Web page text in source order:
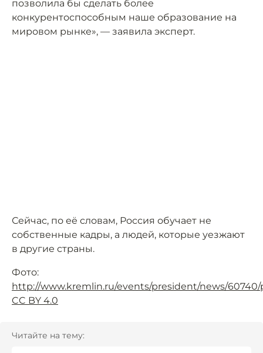
позволила бы сделать более
конкурентоспособным наше образование на
мировом рынке», — заявила эксперт.
Сейчас, по её словам, Россия обучает не
собственные кадры, а людей, которые уезжают
в другие страны.
Фото:
http://www.kremlin.ru/events/president/news/
CC BY 4.0
Читайте на тему: